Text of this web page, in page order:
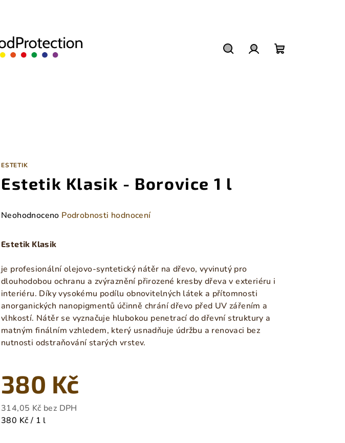
ESTETIK
Estetik Klasik - Borovice 1 l
Průměrné
produktu
0,0
z
5
hvězdiček.
Neohodnoceno Podrobnosti hodnocení
Estetik Klasik
je profesionální olejovo-syntetický nátěr na dřevo, vyvinutý pro
dlouhodobou ochranu a zvýraznění přirozené kresby dřeva v exteriéru i
interiéru. Díky vysokému podílu obnovitelných látek a přítomnosti
anorganických nanopigmentů účinně chrání dřevo před UV zářením a
vlhkostí. Nátěr se vyznačuje hlubokou penetrací do dřevní struktury a
matným finálním vzhledem, který usnadňuje údržbu a renovaci bez
nutnosti odstraňování starých vrstev.
380 Kč
314,05 Kč bez DPH
Měrná
380 Kč / 1 l